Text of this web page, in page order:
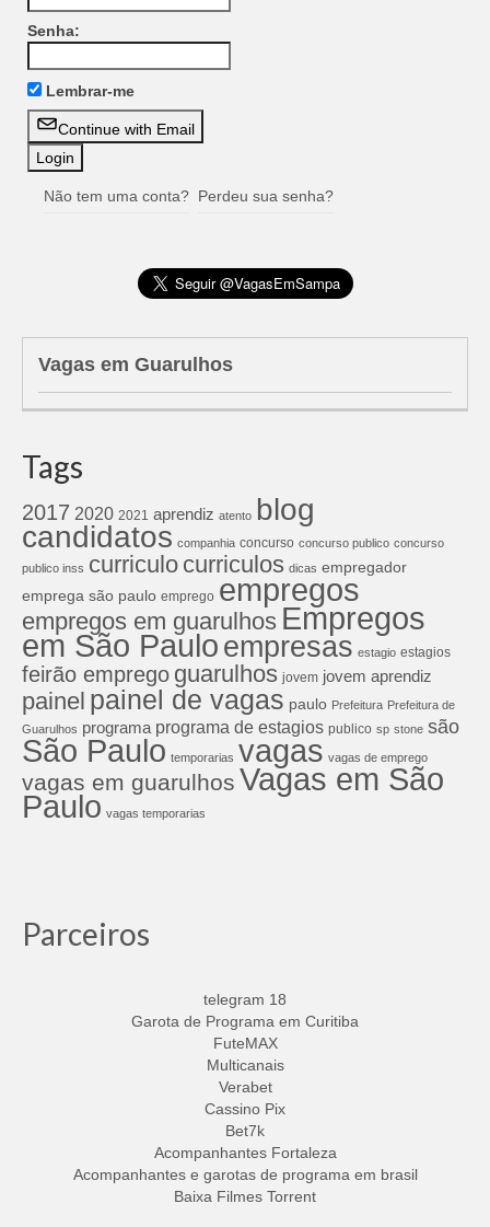
Senha:
Lembrar-me
Continue with Email
Não tem uma conta? Perdeu sua senha?
Vagas em Guarulhos
Tags
2017 2020 2021 aprendiz atento blog
candidatos companhia concurso concurso publico concurso
publico inss curriculo curriculos dicas empregador
emprega são paulo emprego empregos
empregos em guarulhos Empregos
em São Pauloempresas estagio estagios
feirão emprego guarulhos jovem jovem aprendiz
painel painel de vagas paulo Prefeitura Prefeitura de
Guarulhos programa programa de estagios publico sp stone são
São Paulo temporarias vagas vagas de emprego
vagas em guarulhos Vagas em São
Paulo vagas temporarias
Parceiros
telegram 18
Garota de Programa em Curitiba
FuteMAX
Multicanais
Verabet
Cassino Pix
Bet7k
Acompanhantes Fortaleza
Acompanhantes e garotas de programa em brasil
Baixa Filmes Torrent